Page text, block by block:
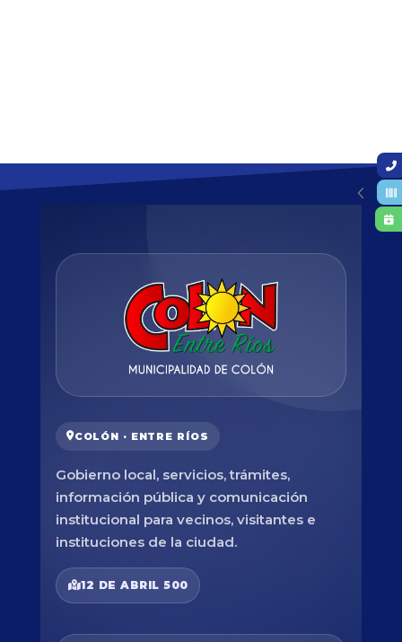
COLÓN · ENTRE RÍOS
Gobierno local, servicios, trámites,
información pública y comunicación
institucional para vecinos, visitantes e
instituciones de la ciudad.
12 DE ABRIL 500